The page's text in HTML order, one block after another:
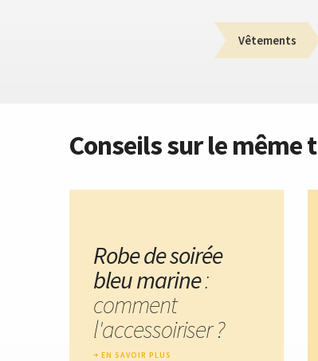
Vêtements
Conseils sur le même
Robe de soirée
bleu marine:
comment
l'accessoiriser ?
EN SAVOIR PLUS